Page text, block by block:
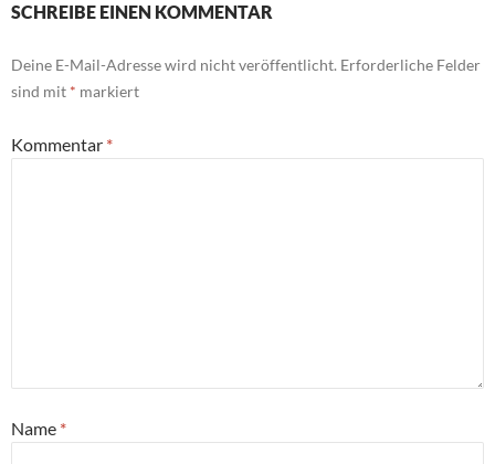
SCHREIBE EINEN KOMMENTAR
Deine E-Mail-Adresse wird nicht veröffentlicht. Erforderliche Felder
sind mit * markiert
Kommentar *
Name *